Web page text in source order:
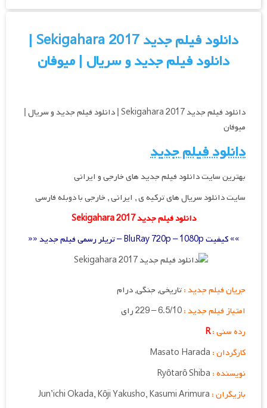
دانلود فیلم جدید Sekigahara 2017 |
دانلود فیلم جدید و سریال | میوفان
دانلود فیلم جدید Sekigahara 2017 | دانلود فیلم جدید و سریال |
میوفان
دانلود فیلم جدید
بهترین سایت دانلود فیلم جدید های خارجی و ایرانی
سایت دانلود سریال های ترکیه ی , ایرانی , خارجی با دوبله فارسی
دانلود فیلم جدید Sekigahara 2017
»» کیفیت BluRay 720p – 1080p – تریلر رسمی فیلم جدید ««
جریان فیلم جدید :تاریخی, جنگی, درام
امتیاز فیلم جدید :
رده سنی :R
کارگردان :
نویسنده : Ryôtarô Shiba
بازیگران :